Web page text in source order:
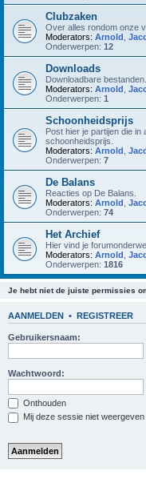
Clubzaken
Over alles rondom onze
Moderators: Arnold
Onderwerpen: 12
Downloads
Downloadbare bestanden.
Moderators: Arnold
Onderwerpen: 1
Schoonheidsprijs
Post hier je partijen die
schoonheidsprijs.
Moderators: Arnold
Onderwerpen: 7
De Balans
Reacties op De Balans.
Moderators: Arnold
Onderwerpen: 74
Het Archief
Hier vind je
Moderators: Arnold
Onderwerpen: 1816
Je hebt niet de juiste permissies
AANMELDEN • REGISTREER
Gebruikersnaam:
Wachtwoord:
Onthouden
Mij deze sessie niet